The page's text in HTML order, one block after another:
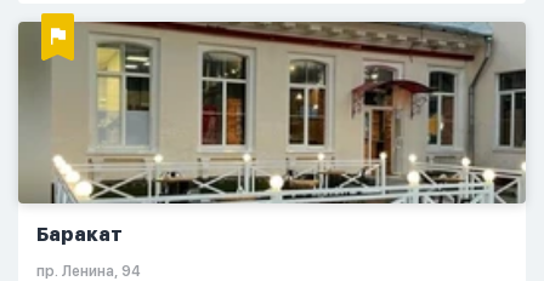
Баракат
пр. Ленина, 94